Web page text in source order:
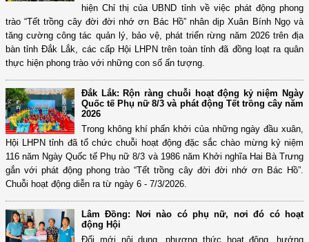
hiện Chỉ thị của UBND tỉnh về việc phát động phong
trào “Tết trồng cây đời đời nhớ ơn Bác Hồ” nhân dịp Xuân Bính Ngọ và
tăng cường công tác quản lý, bảo vệ, phát triển rừng năm 2026 trên địa
bàn tỉnh Đắk Lắk, các cấp Hội LHPN trên toàn tỉnh đã đồng loạt ra quân
thực hiện phong trào với những con số ấn tượng.
Đắk Lắk: Rộn ràng chuỗi hoạt động kỷ niệm Ngày
Quốc tế Phụ nữ 8/3 và phát động Tết trồng cây năm
2026
Trong không khí phấn khởi của những ngày đầu xuân,
Hội LHPN tỉnh đã tổ chức chuỗi hoạt động đặc sắc chào mừng kỷ niệm
116 năm Ngày Quốc tế Phụ nữ 8/3 và 1986 năm Khởi nghĩa Hai Bà Trưng
gắn với phát động phong trào “Tết trồng cây đời đời nhớ ơn Bác Hồ”.
Chuỗi hoạt động diễn ra từ ngày 6 - 7/3/2026.
Lâm Đồng: Nơi nào có phụ nữ, nơi đó có hoạt
động Hội
Đổi mới nội dung, phương thức hoạt động, hướng